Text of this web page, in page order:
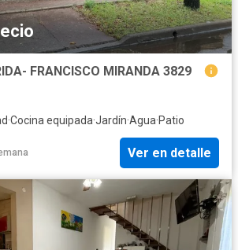
FRANCISCO MIRANDA 3829
·Cocina equipada·Jardín·Agua·Patio
Ver en detalle